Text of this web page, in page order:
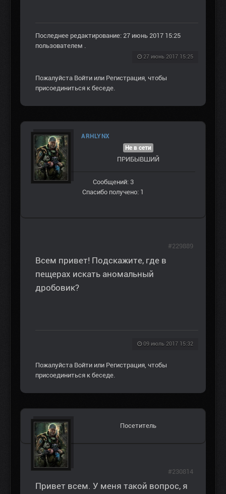
Последнее редактирование: 27 июнь 2017 15:25
пользователем .
27 июнь 2017 15:25
Пожалуйста Войти или Регистрация, чтобы
присоединиться к беседе.
ARHLYNX
Не в сети
ПРИБЫВШИЙ
Сообщений: 3
Спасибо получено: 1
Всем привет! Подскажите, где в
пещерах искать аномальный
дробовик?
09 июль 2017 15:32
#229889
Пожалуйста Войти или Регистрация, чтобы
присоединиться к беседе.
Посетитель
Привет всем. У меня такой вопрос, я
#230814